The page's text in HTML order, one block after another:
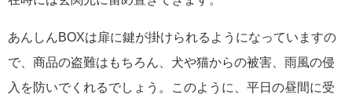
あんしんBOXは扉に鍵が掛けられるようになっていますの
で、商品の盗難はもちろん、犬や猫からの被害、雨風の侵
入を防いでくれるでしょう。このように、平日の昼間に受